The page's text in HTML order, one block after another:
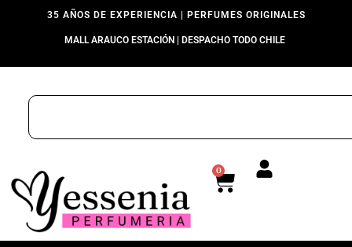
35 AÑOS DE EXPERIENCIA | PERFUMES ORIGINALES
MALL ARAUCO ESTACIÓN | DESPACHO TODO CHILE
0